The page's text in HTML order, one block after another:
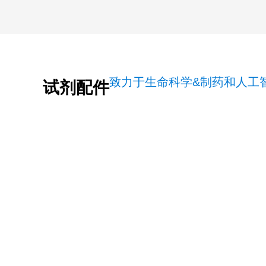
试剂配件致力于生命科学&制药和人工